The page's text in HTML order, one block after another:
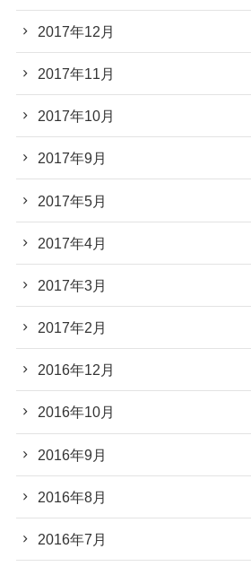
2017年12月
2017年11月
2017年10月
2017年9月
2017年5月
2017年4月
2017年3月
2017年2月
2016年12月
2016年10月
2016年9月
2016年8月
2016年7月